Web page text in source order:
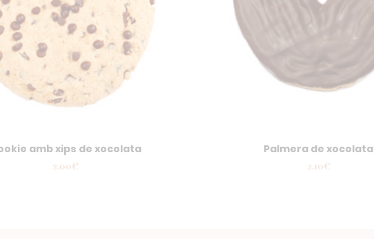
amb xips de xocolata
2.00€
Palmera de xocolata
2.10€